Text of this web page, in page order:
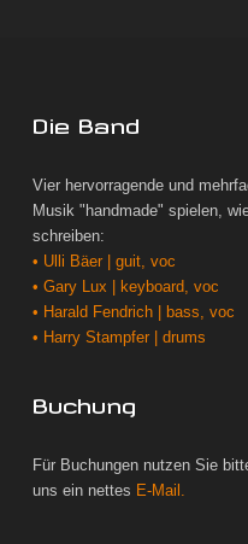
Die Band
Vier hervorragende und
Musik "handmade" spielen,
schreiben:
• Ulli Bäer | guit, voc
• Gary Lux | keyboard, voc
• Harald Fendrich | bass, voc
• Harry Stampfer | drums
Buchung
Für Buchungen nutzen Sie
uns ein nettes E-Mail.